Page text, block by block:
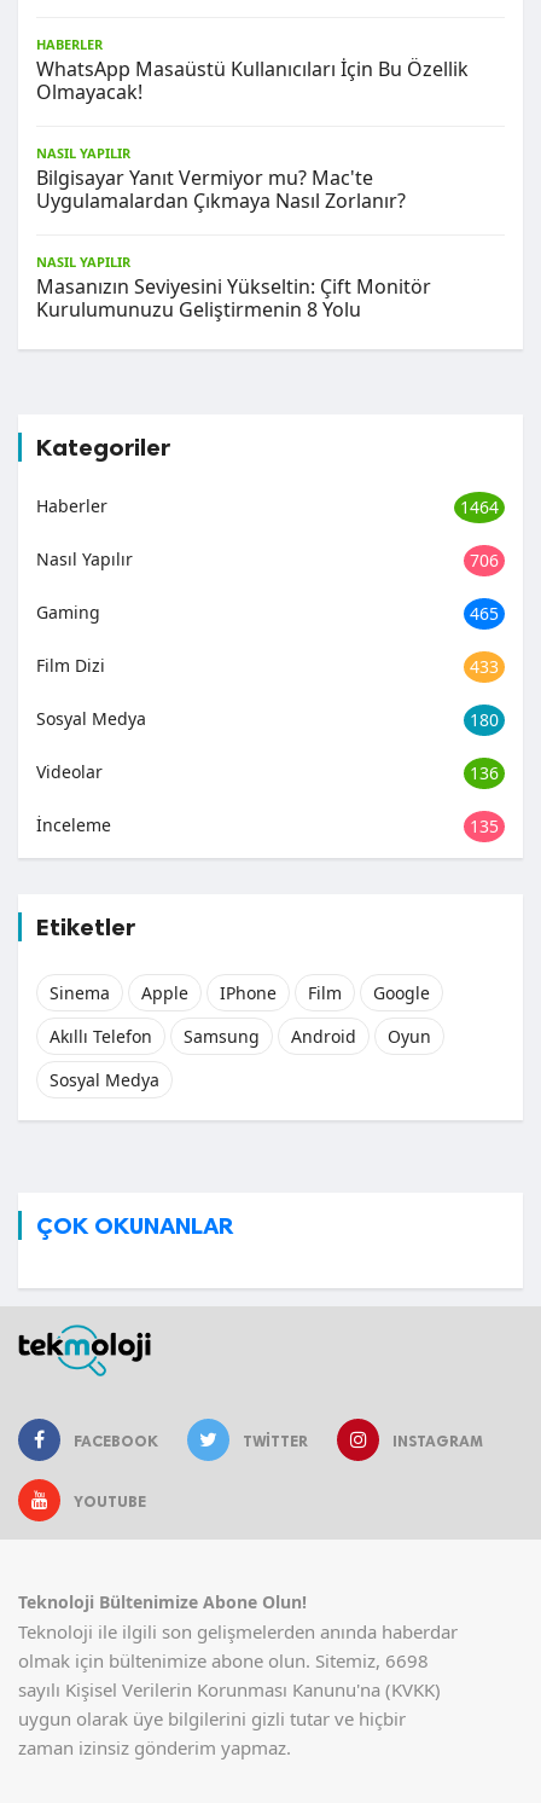
HABERLER
WhatsApp Masaüstü Kullanıcıları İçin Bu Özellik
Olmayacak!
NASIL YAPILIR
Bilgisayar Yanıt Vermiyor mu? Mac'te
Uygulamalardan Çıkmaya Nasıl Zorlanır?
NASIL YAPILIR
Masanızın Seviyesini Yükseltin: Çift Monitör
Kurulumunuzu Geliştirmenin 8 Yolu
Kategoriler
Haberler 1464
Nasıl Yapılır 706
Gaming 465
Film Dizi 433
Sosyal Medya 180
Videolar 136
İnceleme 135
Etiketler
Sinema Apple IPhone Film
Google
Akıllı Telefon
Samsung Android
Oyun
Sosyal Medya
ÇOK OKUNANLAR
FACEBOOK TWITTER INSTAGRAM
YOUTUBE
Teknoloji Bültenimize Abone Olun!
Teknoloji ile ilgili son gelişmelerden anında haberdar
olmak için bültenimize abone olun. Sitemiz, 6698
sayılı Kişisel Verilerin Korunması Kanunu'na (KVKK)
uygun olarak üye bilgilerini gizli tutar ve hiçbir
zaman izinsiz gönderim yapmaz.